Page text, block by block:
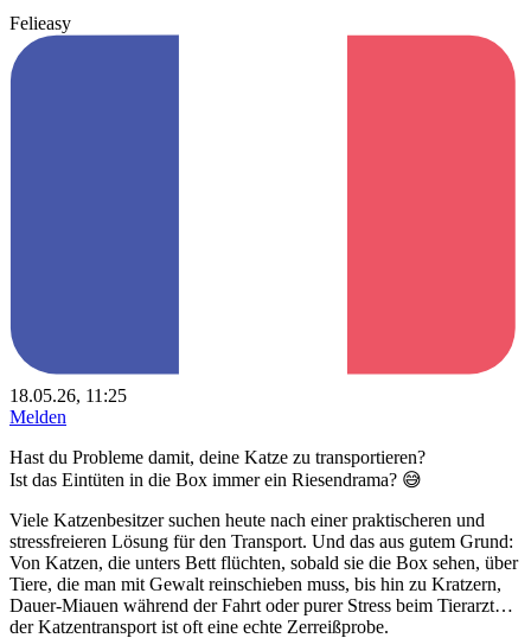
Felieasy
18.05.26, 11:25
Melden
Hast du Probleme damit, deine Katze zu transportieren?
Ist das Eintüten in die Box immer ein Riesendrama? 😅
Viele Katzenbesitzer suchen heute nach einer praktischeren und
stressfreieren Lösung für den Transport. Und das aus gutem Grund:
Von Katzen, die unters Bett flüchten, sobald sie die Box sehen, über
Tiere, die man mit Gewalt reinschieben muss, bis hin zu Kratzern,
Dauer-Miauen während der Fahrt oder purer Stress beim Tierarzt…
der Katzentransport ist oft eine echte Zerreißprobe.